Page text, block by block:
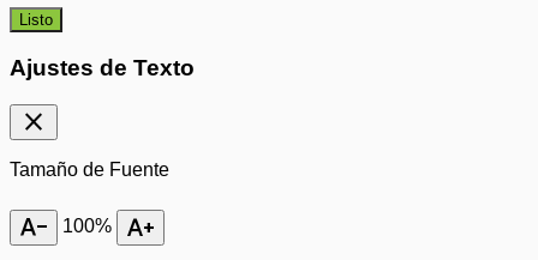
Listo
Ajustes de Texto
close
Tamaño de Fuente
text_decrease 100% text_increase